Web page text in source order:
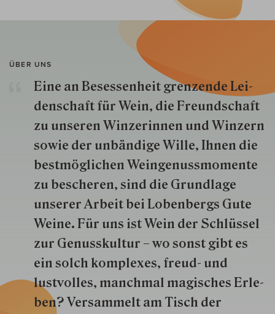
ÜBER UNS
Eine an Besessenheit gren­zende Lei­
den­schaft für Wein, die Freund­schaft
zu unseren Win­zer­innen und Win­zern
so­wie der un­bän­dige Wille, Ihnen die
best­mög­lich­en Wein­genuss­momente
zu besche­ren, sind die Grund­lage
unserer Arbeit bei Lobenbergs Gute
Weine. Für uns ist Wein der Schlüs­sel
zur Genuss­kultur – wo sonst gibt es
ein solch kom­plexes, freud- und
lustvolles, manchmal ma­gisch­es Er­le­
ben? Versammelt am Tisch der